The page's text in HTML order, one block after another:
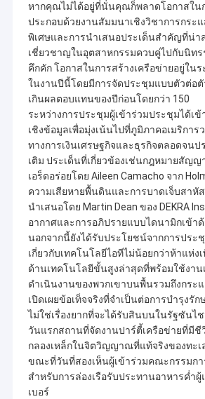
หากคุณไม่ได้อยู่ที่นั่นคุณก็พลาดโอกาสใน
ประกอบด้วยงานสัมมนาเชิงวิชาการกระ
พิเศษและการนำเสนอประเด็นสำคัญที่น่า
เชี่ยวชาญในอุตสาหกรรมควบคู่ไปกับนิท
คึกคัก โอกาสในการสร้างเครือข่ายอยู่ใน
ในงานปีนี้โดยมีการจัดประชุมแบบตัวต่อตั
เกินผลตอบแทนของปีก่อนโดยกว่า 150
ระหว่างการประชุมผู้เข้าร่วมประชุมได้เ
เชิงข้อมูลเพื่อมุ่งเน้นไปที่ภูมิภาคอเมริการ
ทางการเงินเศรษฐกิจและธุรกิจตลอดจนป
เติม ประเด็นที่เกี่ยวข้องเช่นกฎหมายสัญญ
เอร็ดอร่อยโดย Aileen Camacho จาก
ความเสียหายพื้นดินและการบาดเจ็บสาหั
นำเสนอโดย Martin Dean ของ DEKRA
อากาศและการอภิปรายแบบไดนามิกเข้า
นอกจากนี้ยังได้รับประโยชน์จากการประ
เกี่ยวกับเทคโนโลยีไอทีไม่น้อยกว่าห้าแห่
ด้านเทคโนโลยีขั้นสูงล่าสุดที่พร้อมใช้งาน
ดำเนินงานของพวกเขาบนพื้นรวมถึงกระ
เปิดเผยข้อเท็จจริงที่จำเป็นต่อการบำรุงรัก
ไม่ใช่เรื่องยากที่จะได้รับสินบนในรัฐซันไ
วันแรกสถานที่จัดงานปาร์ตี้เครือข่ายที่มีชี
กลองเหล็กในจิตวิญญาณที่แท้จริงของทะเ
ขณะที่วันที่สองเห็นผู้เข้าร่วมคณะกรรมกา
สำหรับการล่องเรือรับประทานอาหารค่ำ
เบอร์